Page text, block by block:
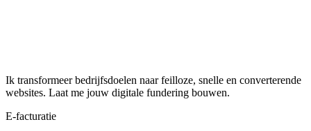
Ik transformeer bedrijfsdoelen naar feilloze, snelle en converterende
websites. Laat me jouw digitale fundering bouwen.
E-facturatie